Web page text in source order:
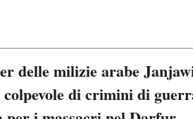
delle milizie arabe
di crimini di